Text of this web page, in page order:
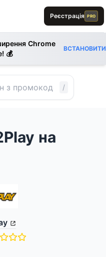
цін і знижки
Реєстрація PRO
Chrome
💰
ВСТАНОВИТИ
/
на